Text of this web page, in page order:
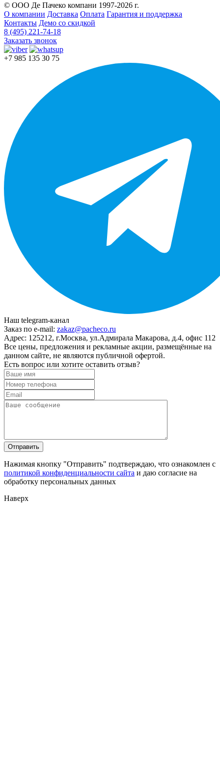
© ООО Де Пачеко компани 1997-2026 г.
О компании Доставка Оплата Гарантия и поддержка
Контакты Демо со скидкой
8 (495) 221-74-18
Заказать звонок
+7 985 135 30 75
Наш telegram-канал
Заказ по e-mail: zakaz@pacheco.ru
Адрес: 125212, г.Москва, ул.Адмирала Макарова, д.4, офис 112
Все цены, предложения и рекламные акции, размещённые на
данном сайте, не являются публичной офертой.
Есть вопрос или хотите оставить отзыв?
Нажимая кнопку "Отправить" подтверждаю, что ознакомлен с
политикой конфиденциальности сайта и даю согласие на
обработку персональных данных
Наверх